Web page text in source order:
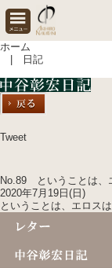
ホーム
| 日記
Tweet
No.89 ということは、
2020年7月19日(日)
ということは、エロスは